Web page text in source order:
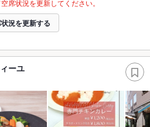
席状況を更新してください。
況を更新する
ーユ